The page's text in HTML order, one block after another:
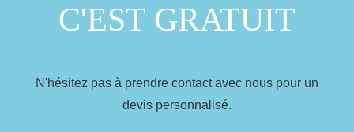
C'EST GRATUIT
N'hésitez pas à prendre contact avec nous pour un
devis personnalisé.